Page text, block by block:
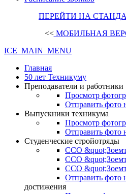
ПЕРЕЙТИ НА
<<МОБИЛЬНАЯ
ICE_MAIN_MENU
Главная
50 лет Техникуму
Преподаватели и работники
Просмотр
Отправить фото
Выпускники техникума
Просмотр
Отправить фото
Студенческие стройотряды
ССО
ССО
ССО
Отправить фото
достижения